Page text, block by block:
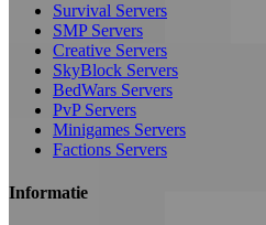
Survival Servers
SMP Servers
Creative Servers
SkyBlock Servers
BedWars Servers
PvP Servers
Minigames Servers
Factions Servers
Informatie